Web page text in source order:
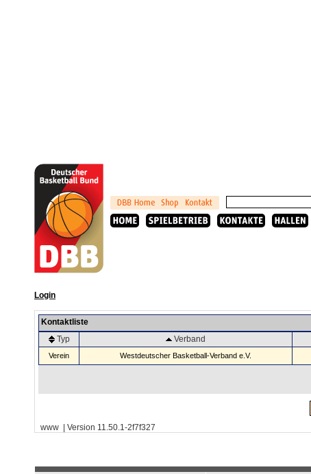
Login
Kontaktliste
Typ
Verband
Verein Westdeutscher Basketball-Verband e.V.
www | Version 11.50.1-2f7f327